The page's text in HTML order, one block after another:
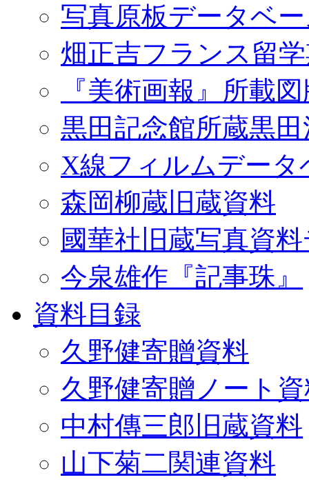
写真原板データベ
畑正吉フランス留
『美術画報』所載
黒田記念館所蔵黒
X線フィルムデータ
森岡柳蔵旧蔵資料
國華社旧蔵写真資
今泉雄作『記事珠』
資料目録
久野健寄贈資料
久野健寄贈ノート
中村傳三郎旧蔵資料
山下菊二関連資料